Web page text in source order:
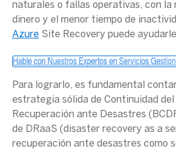
naturales o fallas operativas, con la
dinero y el menor tiempo de
Azure Site Recovery puede
Para lograrlo, es fundamental
estrategia sólida de Continuidad
Recuperación ante Desastres (
de DRaaS (disaster recovery as a
recuperación ante desastres como